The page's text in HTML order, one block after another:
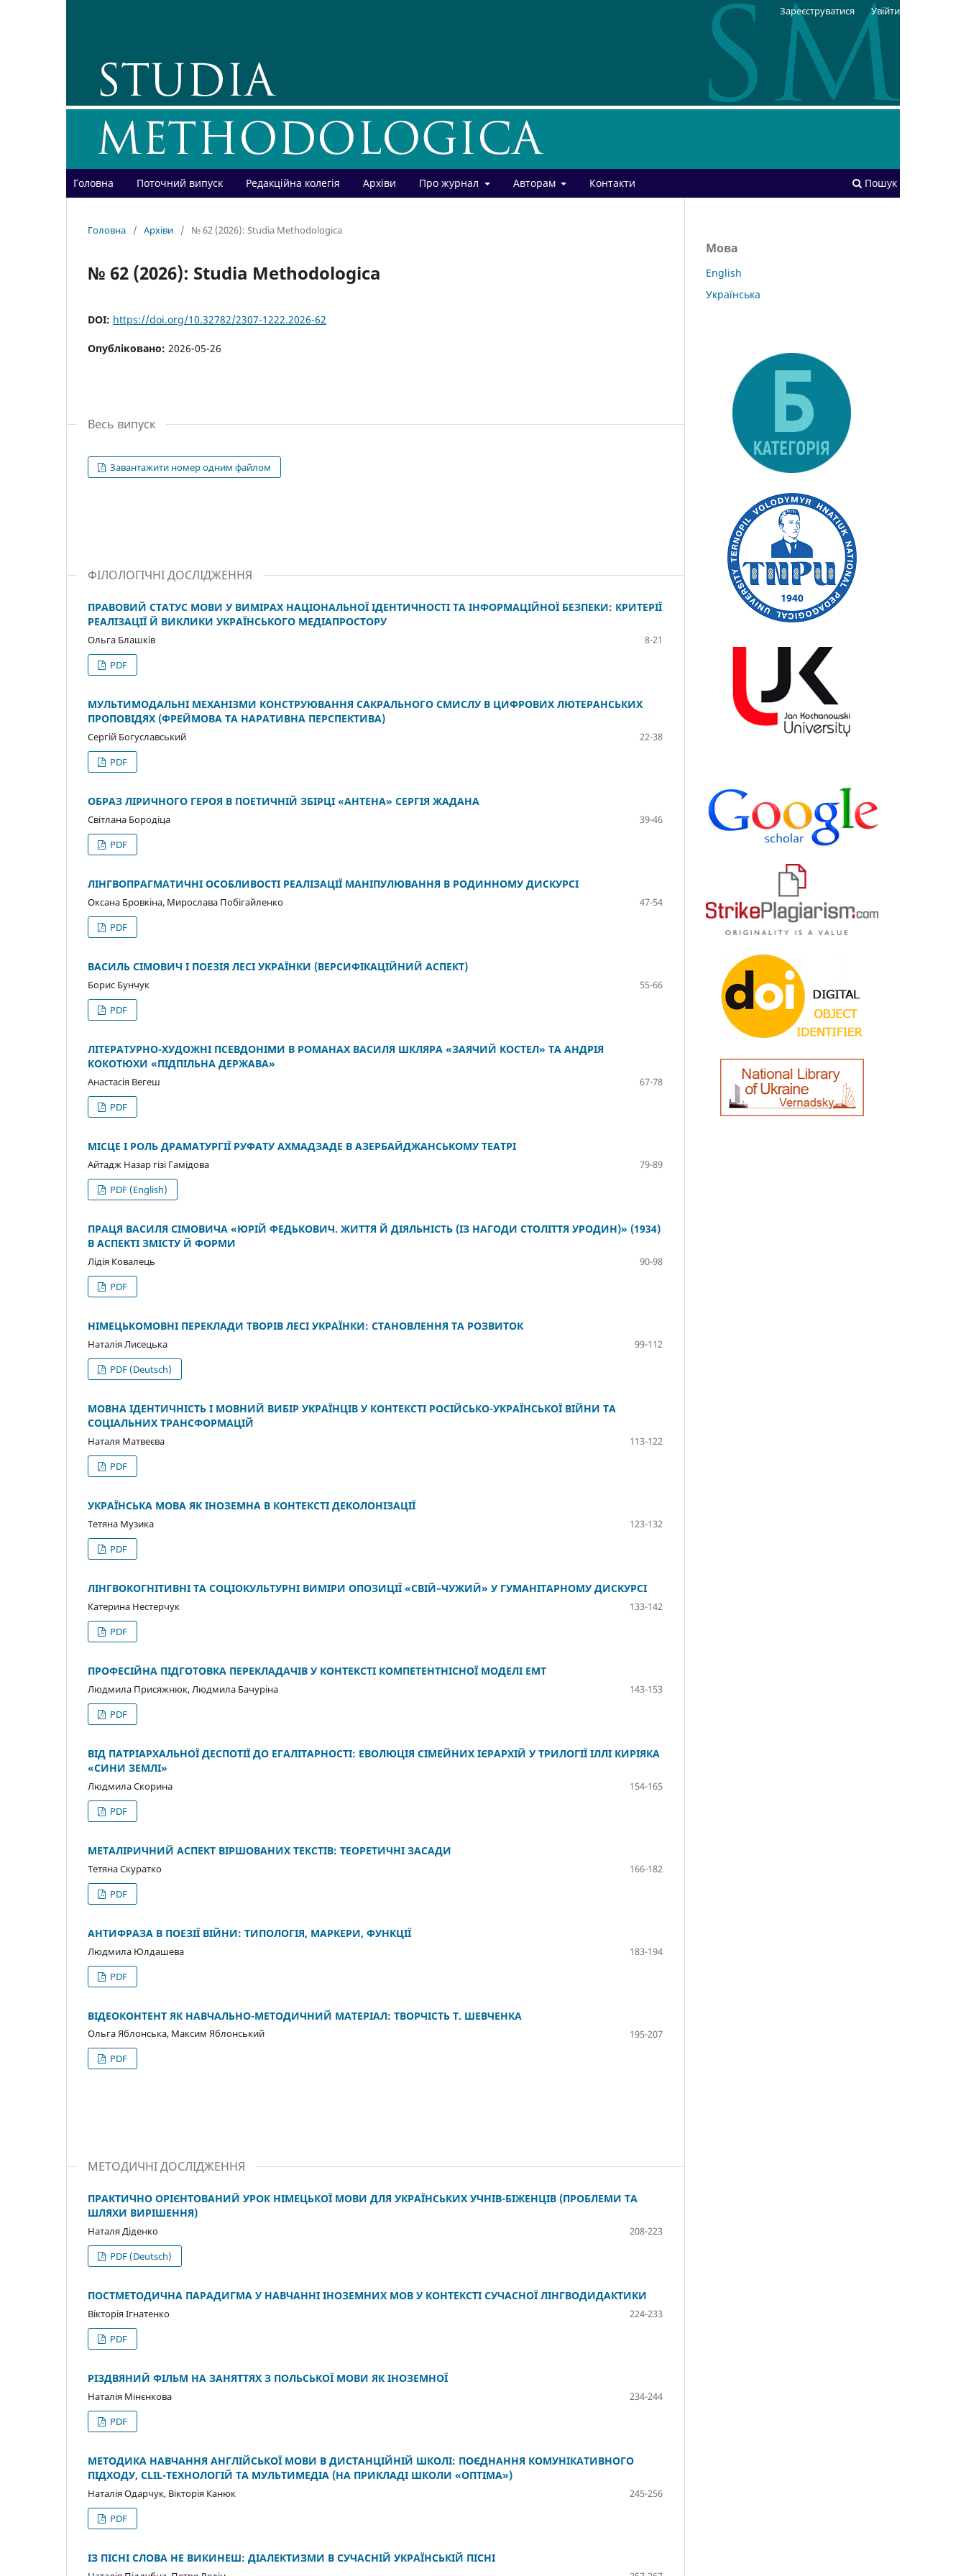
Головна Поточний випуск Редакційна колегія Архіви Про журнал Авторам Контакти Пошук
Зареєструватися Увійти
Головна / Архіви / № 62 (2026): Studia Methodologica
№ 62 (2026): Studia Methodologica
DOI: https://doi.org/10.32782/2307-1222.2026-62
Опубліковано: 2026-05-26
Весь випуск
Завантажити номер одним файлом
ФІЛОЛОГІЧНІ ДОСЛІДЖЕННЯ
ПРАВОВИЙ СТАТУС МОВИ У ВИМІРАХ НАЦІОНАЛЬНОЇ ІДЕНТИЧНОСТІ ТА ІНФОРМАЦІЙНОЇ БЕЗПЕКИ: КРИТЕРІЇ
РЕАЛІЗАЦІЇ Й ВИКЛИКИ УКРАЇНСЬКОГО МЕДІАПРОСТОРУ
Ольга Блашків
8-21
PDF
МУЛЬТИМОДАЛЬНІ МЕХАНІЗМИ КОНСТРУЮВАННЯ САКРАЛЬНОГО СМИСЛУ В ЦИФРОВИХ ЛЮТЕРАНСЬКИХ
ПРОПОВІДЯХ (ФРЕЙМОВА ТА НАРАТИВНА ПЕРСПЕКТИВА)
Сергій Богуславський
22-38
PDF
ОБРАЗ ЛІРИЧНОГО ГЕРОЯ В ПОЕТИЧНІЙ ЗБІРЦІ «АНТЕНА» СЕРГІЯ ЖАДАНА
Світлана Бородіца
39-46
PDF
ЛІНГВОПРАГМАТИЧНІ ОСОБЛИВОСТІ РЕАЛІЗАЦІЇ МАНІПУЛЮВАННЯ В РОДИННОМУ ДИСКУРСІ
Оксана Бровкіна, Мирослава Побігайленко
47-54
PDF
ВАСИЛЬ СІМОВИЧ І ПОЕЗІЯ ЛЕСІ УКРАЇНКИ (ВЕРСИФІКАЦІЙНИЙ АСПЕКТ)
Борис Бунчук
55-66
PDF
ЛІТЕРАТУРНО-ХУДОЖНІ ПСЕВДОНІМИ В РОМАНАХ ВАСИЛЯ ШКЛЯРА «ЗАЯЧИЙ КОСТЕЛ» ТА АНДРІЯ
КОКОТЮХИ «ПІДПІЛЬНА ДЕРЖАВА»
Анастасія Вегеш
67-78
PDF
МІСЦЕ І РОЛЬ ДРАМАТУРГІЇ РУФАТУ АХМАДЗАДЕ В АЗЕРБАЙДЖАНСЬКОМУ ТЕАТРІ
Айтадж Назар гізі Гамідова
79-89
PDF (English)
ПРАЦЯ ВАСИЛЯ СІМОВИЧА «ЮРІЙ ФЕДЬКОВИЧ. ЖИТТЯ Й ДІЯЛЬНІСТЬ (ІЗ НАГОДИ СТОЛІТТЯ УРОДИН)» (1934)
В АСПЕКТІ ЗМІСТУ Й ФОРМИ
Лідія Ковалець
90-98
PDF
НІМЕЦЬКОМОВНІ ПЕРЕКЛАДИ ТВОРІВ ЛЕСІ УКРАЇНКИ: СТАНОВЛЕННЯ ТА РОЗВИТОК
Наталія Лисецька
99-112
PDF (Deutsch)
МОВНА ІДЕНТИЧНІСТЬ І МОВНИЙ ВИБІР УКРАЇНЦІВ У КОНТЕКСТІ РОСІЙСЬКО-УКРАЇНСЬКОЇ ВІЙНИ ТА
СОЦІАЛЬНИХ ТРАНСФОРМАЦІЙ
Наталя Матвеєва
113-122
PDF
УКРАЇНСЬКА МОВА ЯК ІНОЗЕМНА В КОНТЕКСТІ ДЕКОЛОНІЗАЦІЇ
Тетяна Музика
123-132
PDF
ЛІНГВОКОГНІТИВНІ ТА СОЦІОКУЛЬТУРНІ ВИМІРИ ОПОЗИЦІЇ «СВІЙ–ЧУЖИЙ» У ГУМАНІТАРНОМУ ДИСКУРСІ
Катерина Нестерчук
133-142
PDF
ПРОФЕСІЙНА ПІДГОТОВКА ПЕРЕКЛАДАЧІВ У КОНТЕКСТІ КОМПЕТЕНТНІСНОЇ МОДЕЛІ EMT
Людмила Присяжнюк, Людмила Бачуріна
143-153
PDF
ВІД ПАТРІАРХАЛЬНОЇ ДЕСПОТІЇ ДО ЕГАЛІТАРНОСТІ: ЕВОЛЮЦІЯ СІМЕЙНИХ ІЄРАРХІЙ У ТРИЛОГІЇ ІЛЛІ КИРІЯКА
«СИНИ ЗЕМЛІ»
Людмила Скорина
154-165
PDF
МЕТАЛІРИЧНИЙ АСПЕКТ ВІРШОВАНИХ ТЕКСТІВ: ТЕОРЕТИЧНІ ЗАСАДИ
Тетяна Скуратко
166-182
PDF
АНТИФРАЗА В ПОЕЗІЇ ВІЙНИ: ТИПОЛОГІЯ, МАРКЕРИ, ФУНКЦІЇ
Людмила Юлдашева
183-194
PDF
ВІДЕОКОНТЕНТ ЯК НАВЧАЛЬНО-МЕТОДИЧНИЙ МАТЕРІАЛ: ТВОРЧІСТЬ Т. ШЕВЧЕНКА
Ольга Яблонська, Максим Яблонський
195-207
PDF
МЕТОДИЧНІ ДОСЛІДЖЕННЯ
ПРАКТИЧНО ОРІЄНТОВАНИЙ УРОК НІМЕЦЬКОЇ МОВИ ДЛЯ УКРАЇНСЬКИХ УЧНІВ-БІЖЕНЦІВ (ПРОБЛЕМИ ТА
ШЛЯХИ ВИРІШЕННЯ)
Наталя Діденко
208-223
PDF (Deutsch)
ПОСТМЕТОДИЧНА ПАРАДИГМА У НАВЧАННІ ІНОЗЕМНИХ МОВ У КОНТЕКСТІ СУЧАСНОЇ ЛІНГВОДИДАКТИКИ
Вікторія Ігнатенко
224-233
PDF
РІЗДВЯНИЙ ФІЛЬМ НА ЗАНЯТТЯХ З ПОЛЬСЬКОЇ МОВИ ЯК ІНОЗЕМНОЇ
Наталія Мінєнкова
234-244
PDF
МЕТОДИКА НАВЧАННЯ АНГЛІЙСЬКОЇ МОВИ В ДИСТАНЦІЙНІЙ ШКОЛІ: ПОЄДНАННЯ КОМУНІКАТИВНОГО
ПІДХОДУ, CLIL-ТЕХНОЛОГІЙ ТА МУЛЬТИМЕДІА (НА ПРИКЛАДІ ШКОЛИ «ОПТІМА»)
Наталія Одарчук, Вікторія Канюк
245-256
PDF
ІЗ ПІСНІ СЛОВА НЕ ВИКИНЕШ: ДІАЛЕКТИЗМИ В СУЧАСНІЙ УКРАЇНСЬКІЙ ПІСНІ
Мова
English
Українська